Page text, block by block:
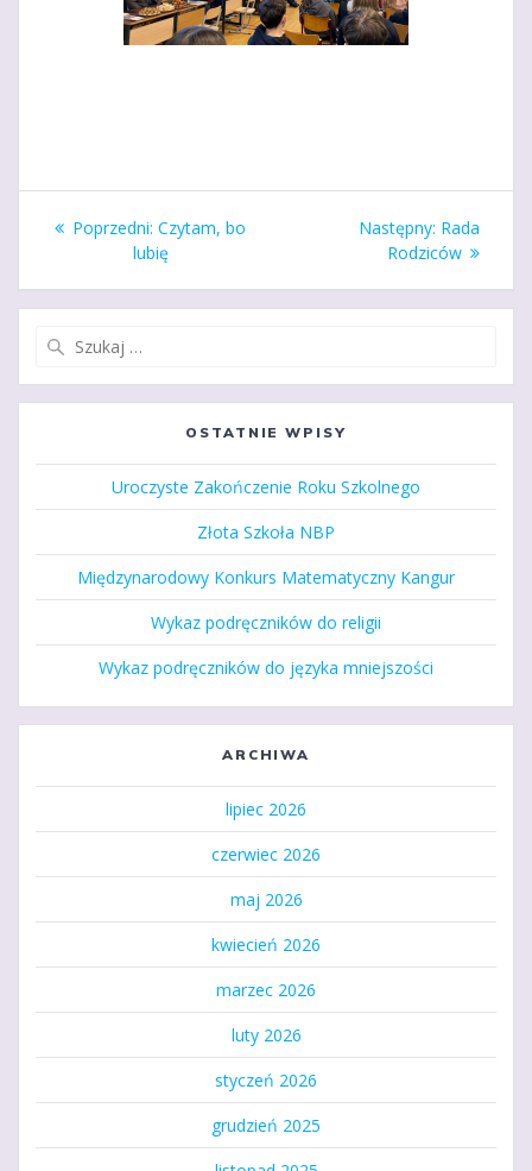
Nawigacja
wpisu
Poprzedni: Poprzedni
wpis:
Czytam, bo
lubię
Następny: Następny
wpis:
Rada
Rodziców
OSTATNIE WPISY
Uroczyste Zakończenie Roku Szkolnego
Złota Szkoła NBP
Międzynarodowy Konkurs Matematyczny Kangur
Wykaz podręczników do religii
Wykaz podręczników do języka mniejszości
ARCHIWA
lipiec 2026
czerwiec 2026
maj 2026
kwiecień 2026
marzec 2026
luty 2026
styczeń 2026
grudzień 2025